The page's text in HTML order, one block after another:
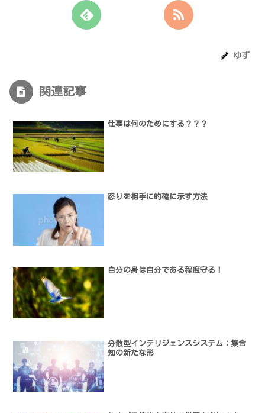
ゆず
関連記事
仕事は何のためにする？？？
怒りを相手に的確に示す方法
自分の身は自分である程度守る！
分散型インテリジェンスシステム：集合
知の新たな形